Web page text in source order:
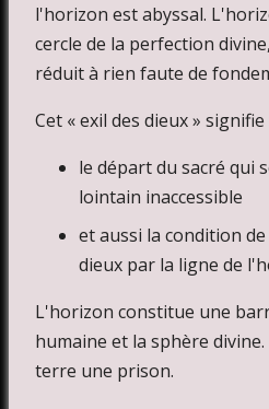
l'horizon est abyssal.
cercle de la perfection
réduit à rien faute de
Cet « exil des dieux » signifie
le départ du sacré qui
lointain inaccessible
et aussi la condition
dieux par la ligne de
L'horizon constitue une
humaine et la sphère
terre une prison.